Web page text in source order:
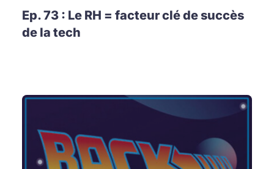
Ep. 73 : Le RH = facteur clé de succès
de la tech